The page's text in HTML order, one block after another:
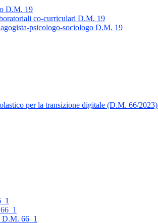
D.M. 19
co-curriculari D.M. 19
psicologo-sociologo D.M. 19
per la transizione digitale (D.M. 66/2023)
D.M. 66_1